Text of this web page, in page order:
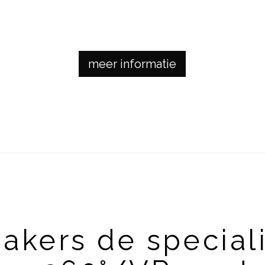
meer informatie
de